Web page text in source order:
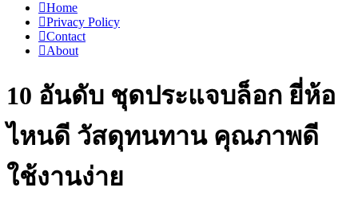
Home
Privacy Policy
Contact
About
10 อันดับ ชุดประแจบล็อก ยี่ห้อ
ไหนดี วัสดุทนทาน คุณภาพดี
ใช้งานง่าย